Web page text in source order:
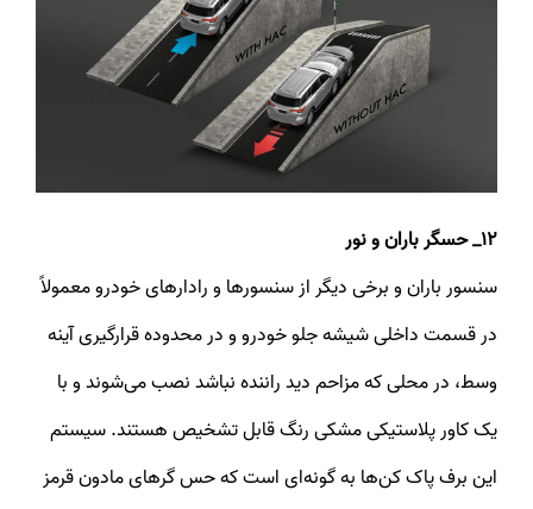
12_ حسگر باران و نور
سنسور باران و برخی دیگر از سنسورها و رادارهای خودرو معمولاً
در قسمت داخلی شیشه جلو خودرو و در محدوده قرارگیری آینه
وسط، در محلی که مزاحم دید راننده نباشد نصب می‌شوند و با
یک کاور پلاستیکی مشکی رنگ قابل تشخیص هستند. سیستم
این برف پاک کن‌ها به گونه‌ای است که حس گرهای مادون قرمز